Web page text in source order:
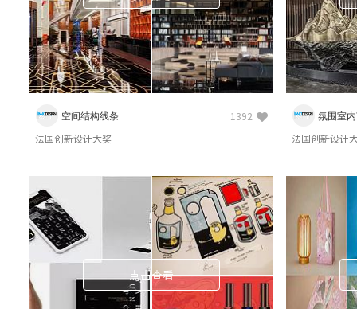
空间结构线条 1392
法国创新设计大奖
氛围室
法国创新设计
点击查看